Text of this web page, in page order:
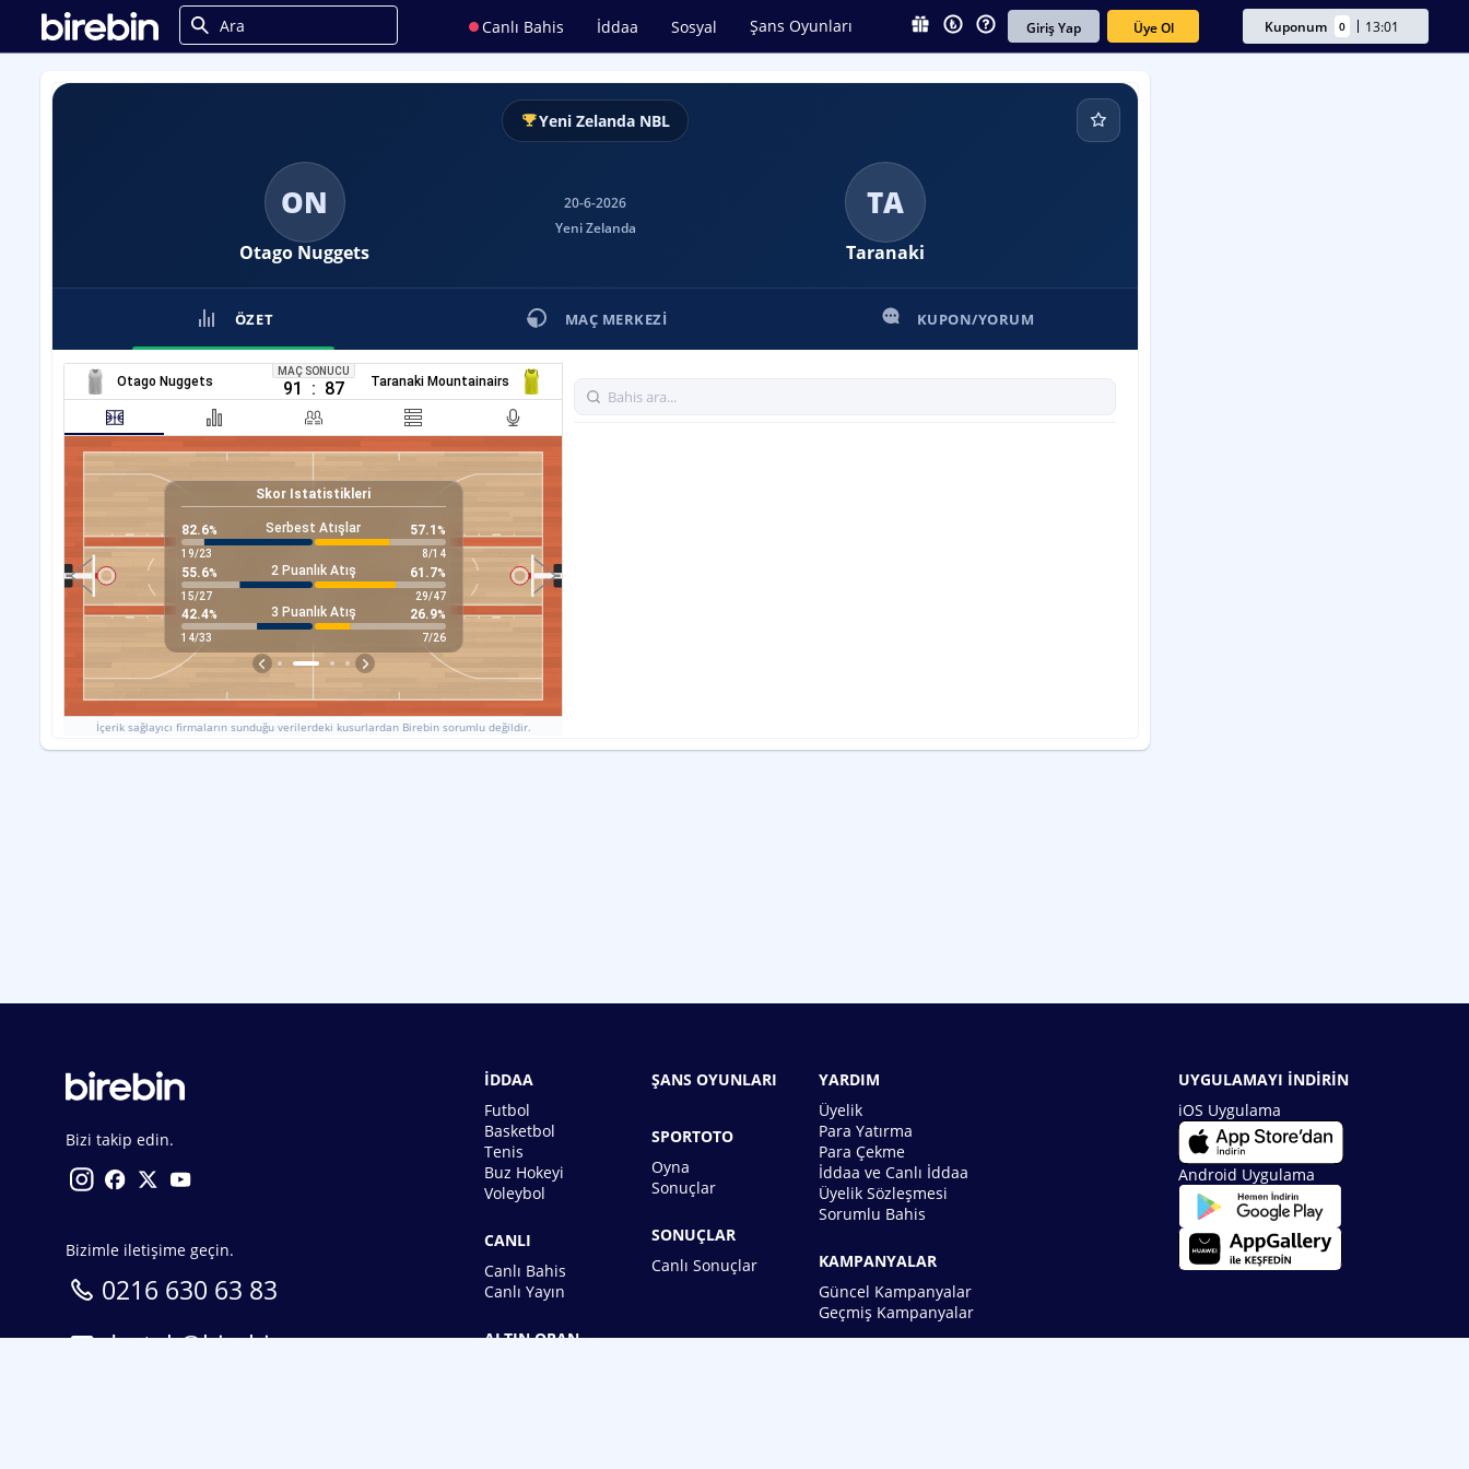
Canlı Bahis İddaa Sosyal Şans Oyunları Giriş Yap Üye Ol Kuponum 0 13:01
Yeni Zelanda NBL
ON
Otago Nuggets
20-6-2026
Yeni Zelanda
TA
Taranaki
ÖZET MAÇ MERKEZI KUPON/YORUM
Otago Nuggets
MAÇ SONUCU
91 : 87 Taranaki Mountainairs
Skor Istatistikleri
Serbest Atışlar
82.6%
19/23
57.1 %
8/14
2 Puanlık Atış
55.6%
15/27
61.7%
29/47
3 Puanlık Atış
42.4%
14/33
26.9%
7/26
18
33
8
İçerik sağlayıcı firmaların sunduğu verilerdeki kusurlardan Birebin sorumlu değildir.
Bizi takip edin.
Bizimle iletişime geçin.
0216 630 63 83
destek@birebin.com
İDDAA
Futbol
Basketbol
Tenis
Buz Hokeyi
Voleybol
CANLI
Canlı Bahis
Canlı Yayın
ALTIN ORAN
ŞANS OYUNLARI
SPORTOTO
Oyna
Sonuçlar
SONUÇLAR
Canlı Sonuçlar
YARDIM
Üyelik
Para Yatırma
Para Çekme
İddaa ve Canlı İddaa
Üyelik Sözleşmesi
Sorumlu Bahis
KAMPANYALAR
Güncel Kampanyalar
Geçmiş Kampanyalar
UYGULAMAYI İNDİRİN
iOS Uygulama
Android Uygulama